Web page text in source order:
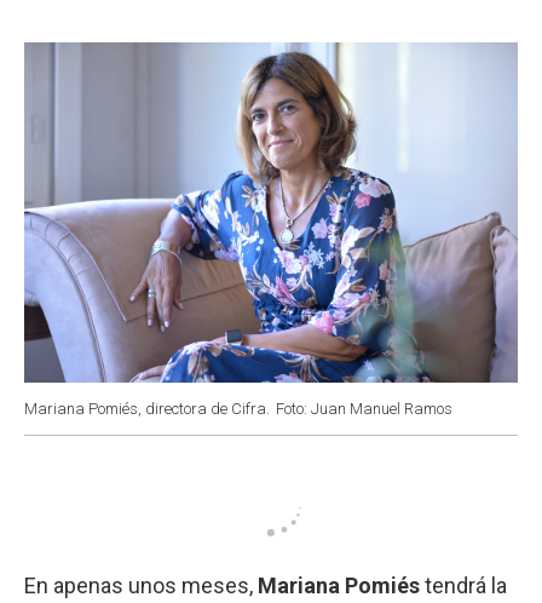
Mariana Pomiés, directora de Cifra. Foto: Juan Manuel Ramos
En apenas unos meses, Mariana Pomiéstendrá la